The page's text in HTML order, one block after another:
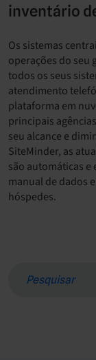
inventário
Os sistemas
operações do seu
todos os seus
atendimento
plataforma em
principais
seu alcance e
SiteMinder, as
são automáticas
manual de dados
hóspedes.